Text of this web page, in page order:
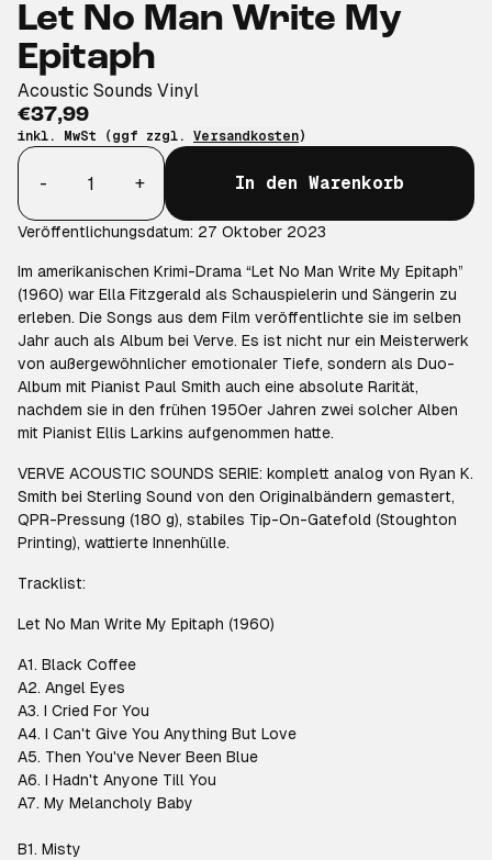
Let No Man Write My
Epitaph
Acoustic Sounds Vinyl
€37,99
inkl. MwSt (ggf zzgl. Versandkosten)
Anzahl
-
+ In den Warenkorb
Veröffentlichungsdatum: 27 Oktober 2023
Im amerikanischen Krimi-Drama “Let No Man Write My Epitaph”
(1960) war Ella Fitzgerald als Schauspielerin und Sängerin zu
erleben. Die Songs aus dem Film veröffentlichte sie im selben
Jahr auch als Album bei Verve. Es ist nicht nur ein Meisterwerk
von außergewöhnlicher emotionaler Tiefe, sondern als Duo-
Album mit Pianist Paul Smith auch eine absolute Rarität,
nachdem sie in den frühen 1950er Jahren zwei solcher Alben
mit Pianist Ellis Larkins aufgenommen hatte.
VERVE ACOUSTIC SOUNDS SERIE: komplett analog von Ryan K.
Smith bei Sterling Sound von den Originalbändern gemastert,
QPR-Pressung (180 g), stabiles Tip-On-Gatefold (Stoughton
Printing), wattierte Innenhülle.
Tracklist:
Let No Man Write My Epitaph (1960)
A1. Black Coffee
A2. Angel Eyes
A3. I Cried For You
A4. I Can't Give You Anything But Love
A5. Then You've Never Been Blue
A6. I Hadn't Anyone Till You
A7. My Melancholy Baby
B1. Misty